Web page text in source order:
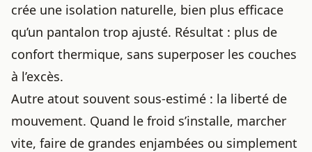
crée une isolation naturelle, bien plus efficace
qu’un pantalon trop ajusté. Résultat : plus de
confort thermique, sans superposer les couches
à l’excès.
Autre atout souvent sous-estimé : la liberté de
mouvement. Quand le froid s’installe, marcher
vite, faire de grandes enjambées ou simplement